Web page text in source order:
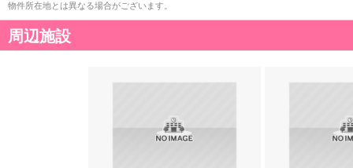
物件所在地とは異なる場合がございます。
周辺施設